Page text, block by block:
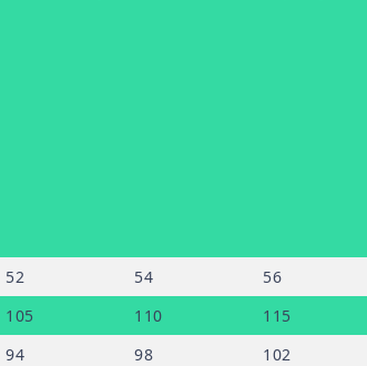
52 54 56
105 110 115
94 98 102